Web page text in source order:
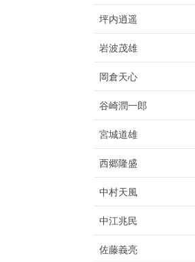
坪内逍遥
岩波茂雄
岡倉天心
谷崎潤一郎
宮城道雄
西郷隆盛
中村天風
中江兆民
佐藤義亮